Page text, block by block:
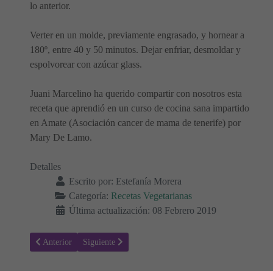
lo anterior.
Verter en un molde, previamente engrasado, y hornear a
180º, entre 40 y 50 minutos. Dejar enfriar, desmoldar y
espolvorear con azúcar glass.
Juani Marcelino ha querido compartir con nosotros esta
receta que aprendió en un curso de cocina sana impartido
en Amate (Asociación cancer de mama de tenerife) por
Mary De Lamo.
Detalles
Escrito por: Estefanía Morera
Categoría: Recetas Vegetarianas
Última actualización: 08 Febrero 2019
Artículo anterior: Buddha Bowl con batatas asadas, garbanzos y
Anterior Artículo siguiente: Receta para hacer Chips de col
Siguiente